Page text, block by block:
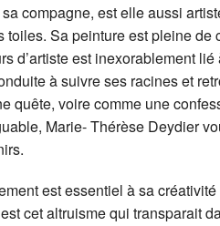
compagne, est elle aussi
Sa peinture est pleine de
d’artiste est inexorablement
à suivre ses racines et
quête, voire comme une
Marie- Thérèse Deydier
est essentiel à sa
cet altruisme qui transparait